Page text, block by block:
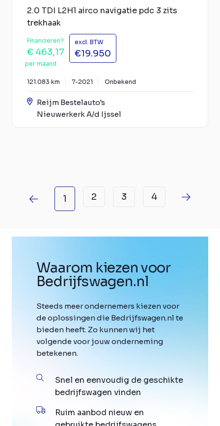
2.0 TDI L2H1 airco navigatie pdc 3 zits
trekhaak
Financieren?
€ 463,17
per maand
excl. BTW
€19.950
121.083 km 7-2021 Onbekend
Reijm Bestelauto's
Nieuwerkerk A/d Ijssel
1 2 3 4
Waarom kiezen voor
Bedrijfswagen.nl
Steeds meer ondernemers kiezen voor
de oplossingen die Bedrijfswagen.nl te
bieden heeft. Zo kunnen wij het
volgende voor jouw onderneming
betekenen.
Snel en eenvoudig de geschikte
bedrijfswagen vinden
Ruim aanbod nieuw en